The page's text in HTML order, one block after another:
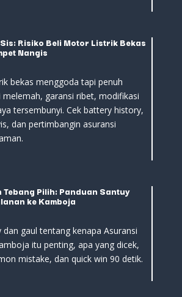
Risiko Beli Motor Listrik Bekas
Nangis
bekas menggoda tapi penuh
melemah, garansi ribet, modifikasi
tersembunyi. Cek battery history,
dan pertimbangin asuransi
Tebang Pilih: Panduan Santuy
ke Kamboja
dan gaul tentang kenapa Asuransi
itu penting, apa yang dicek,
mistake, dan quick win 90 detik.